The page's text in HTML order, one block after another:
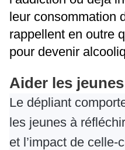
leur consommation
rappellent en outre
pour devenir
Aider les
Le dépliant
les jeunes à
et l’impact de celle-